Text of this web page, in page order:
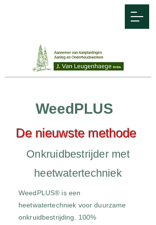
WeedPLUS
De nieuwste methode
Onkruidbestrijder met
heetwatertechniek
WeedPLUS® is een
heetwatertechniek voor duurzame
onkruidbestrijding. 100%